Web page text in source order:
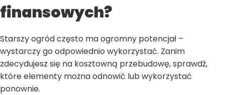
finansowych?
Starszy ogród często ma ogromny potencjał –
wystarczy go odpowiednio wykorzystać. Zanim
zdecydujesz się na kosztowną przebudowę, sprawdź,
które elementy można odnowić lub wykorzystać
ponownie.